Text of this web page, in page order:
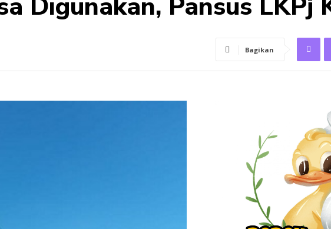
Digunakan, Pansus LKPj
Bagikan